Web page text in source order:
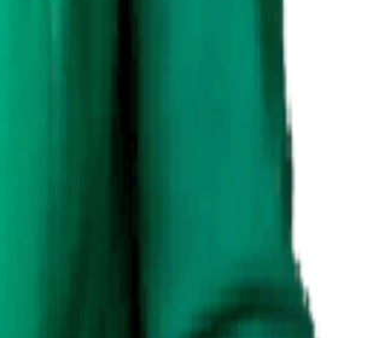
un "hic", elle a fait le nécessaire pour
excellente dans son domaine et nous
associé à ses qualités humaines en font une
vivement Mme Delbor pour son